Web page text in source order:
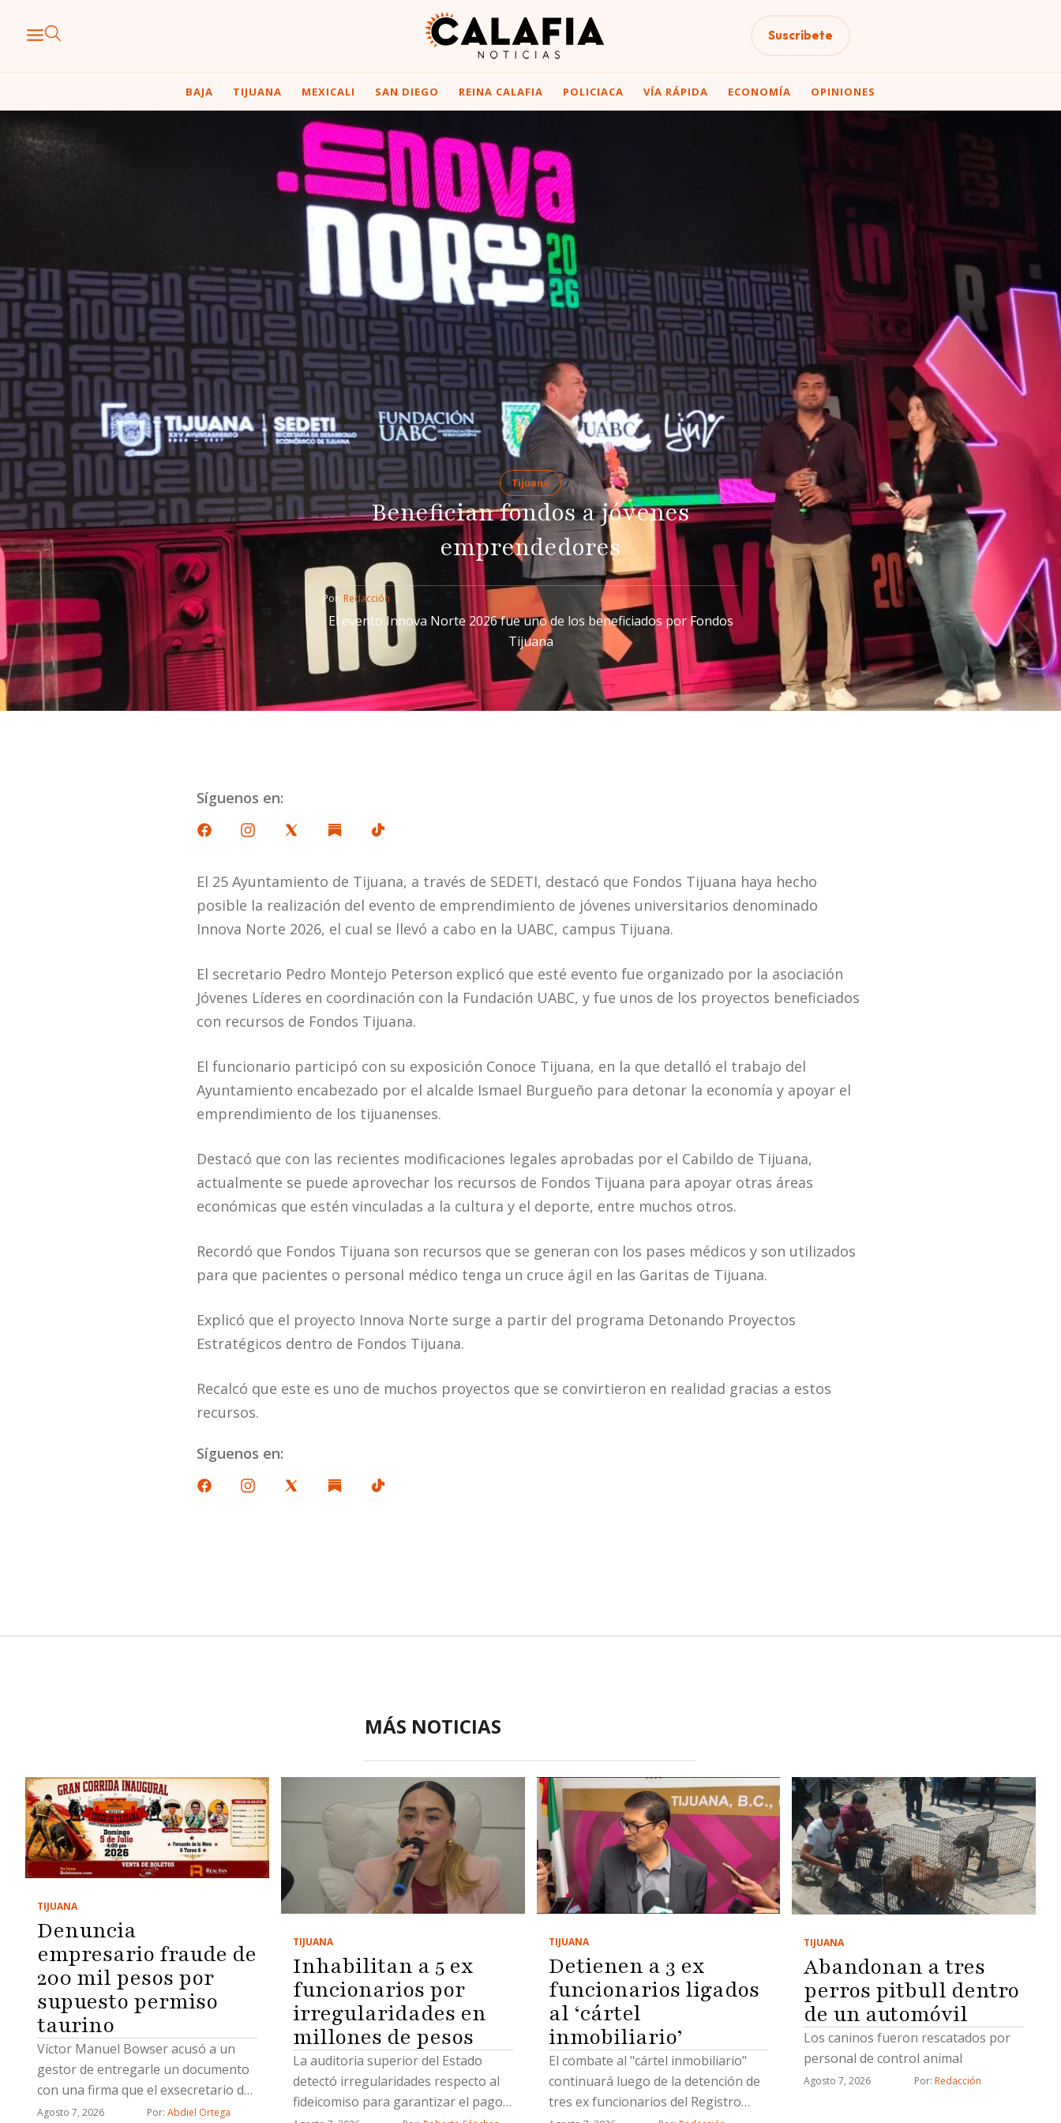
Suscríbete
BAJA TIJUANA MEXICALI SAN DIEGO REINA CALAFIA POLICIACA VÍA RÁPIDA ECONOMÍA OPINIONES
Tijuana
Benefician fondos a jóvenes
emprendedores
Por: Redacción
El evento Innova Norte 2026 fue uno de los beneficiados por Fondos
Tijuana
Síguenos en:
El 25 Ayuntamiento de Tijuana, a través de SEDETI, destacó que Fondos Tijuana haya hecho
posible la realización del evento de emprendimiento de jóvenes universitarios denominado
Innova Norte 2026, el cual se llevó a cabo en la UABC, campus Tijuana.
El secretario Pedro Montejo Peterson explicó que esté evento fue organizado por la asociación
Jóvenes Líderes en coordinación con la Fundación UABC, y fue unos de los proyectos beneficiados
con recursos de Fondos Tijuana.
El funcionario participó con su exposición Conoce Tijuana, en la que detalló el trabajo del
Ayuntamiento encabezado por el alcalde Ismael Burgueño para detonar la economía y apoyar el
emprendimiento de los tijuanenses.
Destacó que con las recientes modificaciones legales aprobadas por el Cabildo de Tijuana,
actualmente se puede aprovechar los recursos de Fondos Tijuana para apoyar otras áreas
económicas que estén vinculadas a la cultura y el deporte, entre muchos otros.
Recordó que Fondos Tijuana son recursos que se generan con los pases médicos y son utilizados
para que pacientes o personal médico tenga un cruce ágil en las Garitas de Tijuana.
Explicó que el proyecto Innova Norte surge a partir del programa Detonando Proyectos
Estratégicos dentro de Fondos Tijuana.
Recalcó que este es uno de muchos proyectos que se convirtieron en realidad gracias a estos
recursos.
Síguenos en:
MÁS NOTICIAS
TIJUANA
Denuncia
empresario fraude de
200 mil pesos por
supuesto permiso
taurino
Víctor Manuel Bowser acusó a un
gestor de entregarle un documento
con una firma que el exsecretario de
Gobierno municipal desconoció,
Agosto 7, 2026 Por: Abdiel Ortega
TIJUANA
Inhabilitan a 5 ex
funcionarios por
irregularidades en
millones de pesos
La auditoria superior del Estado
detectó irregularidades respecto al
fideicomiso para garantizar el pago
TIJUANA
Detienen a 3 ex
funcionarios ligados
al ‘cártel
inmobiliario’
El combate al "cártel inmobiliario"
continuará luego de la detención de
tres ex funcionarios del Registro
TIJUANA
Abandonan a tres
perros pitbull dentro
de un automóvil
Los caninos fueron rescatados por
personal de control animal
Agosto 7, 2026 Por: Redacción